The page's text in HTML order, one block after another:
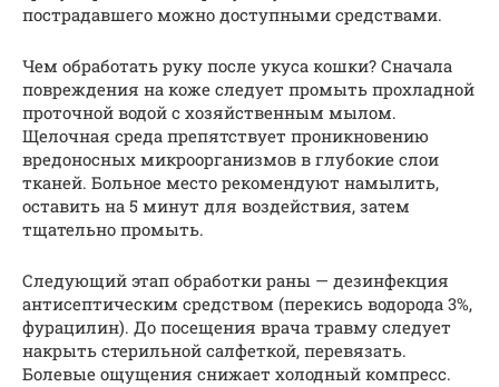
пострадавшего можно доступными средствами.
Чем обработать руку после укуса кошки? Сначала
повреждения на коже следует промыть прохладной
проточной водой с хозяйственным мылом.
Щелочная среда препятствует проникновению
вредоносных микроорганизмов в глубокие слои
тканей. Больное место рекомендуют намылить,
оставить на 5 минут для воздействия, затем
тщательно промыть.
Следующий этап обработки раны — дезинфекция
антисептическим средством (перекись водорода 3%,
фурацилин). До посещения врача травму следует
накрыть стерильной салфеткой, перевязать.
Болевые ощущения снижает холодный компресс.